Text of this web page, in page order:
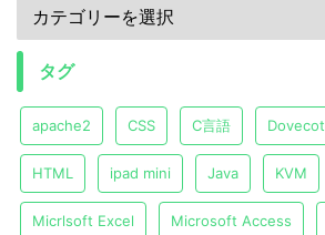
タグ
apache2 CSS C言語 Dovecot
HTML ipad mini Java KVM
Micrlsoft Excel Microsoft Access